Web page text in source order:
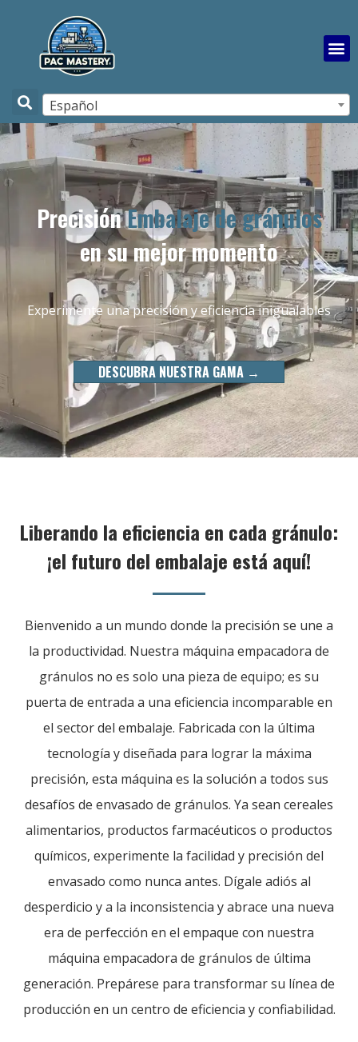
Español
PrecisiónEmbalaje de gránulos
en su mejor momento
Experimente una precisión y eficiencia inigualables
DESCUBRA NUESTRA GAMA →
Liberando la eficiencia en cada gránulo:
¡el futuro del embalaje está aquí!
Bienvenido a un mundo donde la precisión se une a
la productividad. Nuestra máquina empacadora de
gránulos no es solo una pieza de equipo; es su
puerta de entrada a una eficiencia incomparable en
el sector del embalaje. Fabricada con la última
tecnología y diseñada para lograr la máxima
precisión, esta máquina es la solución a todos sus
desafíos de envasado de gránulos. Ya sean cereales
alimentarios, productos farmacéuticos o productos
químicos, experimente la facilidad y precisión del
envasado como nunca antes. Dígale adiós al
desperdicio y a la inconsistencia y abrace una nueva
era de perfección en el empaque con nuestra
máquina empacadora de gránulos de última
generación. Prepárese para transformar su línea de
producción en un centro de eficiencia y confiabilidad.